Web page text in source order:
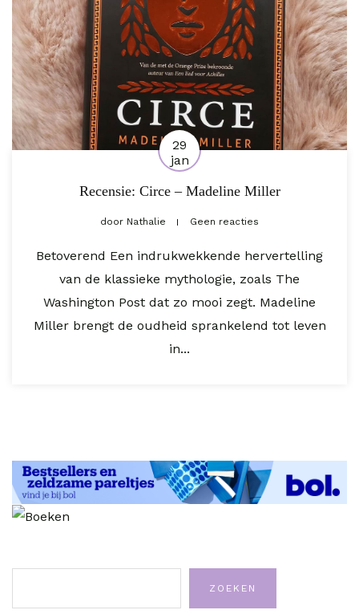
29
jan
Recensie: Circe – Madeline Miller
door Nathalie Geen reacties
Betoverend Een indrukwekkende hervertelling
van de klassieke mythologie, zoals The
Washington Post dat zo mooi zegt. Madeline
Miller brengt de oudheid sprankelend tot leven
in...
ZOEKEN